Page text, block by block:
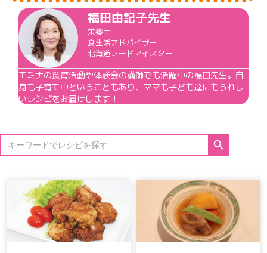
福田由記子先生
栄養士
食生活アドバイザー
北海道フードマイスター
エミナの食育活動や体験会の講師でも活躍中の福田先生。自
身も子育て中ということもあり、ママも子ども達にもうれし
いレシピをお届けします！
Search
for:
Search Button